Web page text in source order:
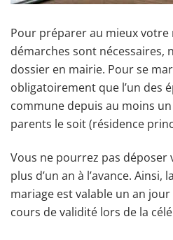
Pour préparer au mieux votre
démarches sont nécessaires,
dossier en mairie. Pour se
obligatoirement que l’un des
commune depuis au moins
parents le soit (résidence
Vous ne pourrez pas
plus d’un an à l’avance.
mariage est valable un an
cours de validité lors de la